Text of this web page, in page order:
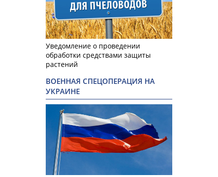
Уведомление о проведении
обработки средствами защиты
растений
ВОЕННАЯ СПЕЦОПЕРАЦИЯ НА
УКРАИНЕ